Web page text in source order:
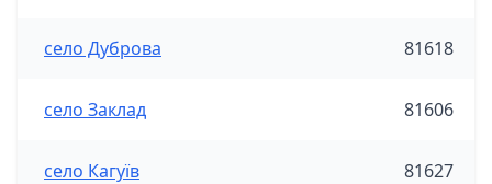
село Дуброва 81618
село Заклад 81606
село Кагуїв 81627